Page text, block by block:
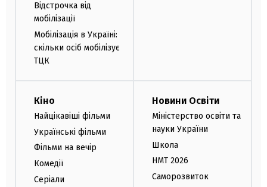
Відстрочка від
мобілізації
Мобілізація в Україні:
скільки осіб мобілізує
ТЦК
Кіно
Найцікавіші фільми
Українські фільми
Фільми на вечір
Комедії
Серіали
Новини Освіти
Міністерство освіти та
науки України
Школа
НМТ 2026
Саморозвиток